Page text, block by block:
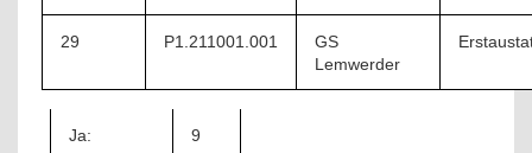
29 P1.211001.001
GS
Lemwerder
Ja: 9